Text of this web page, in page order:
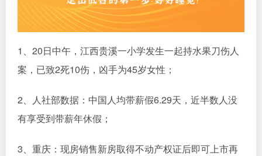
1、20日中午，江西贵溪一小学发生一起持水果刀伤人
案，已致2死10伤，凶手为45岁女性；
2、人社部数据：中国人均带薪假6.29天，近半数人没
有享受到带薪年休假；
3、重庆：现房销售新房取得不动产权证后即可上市再